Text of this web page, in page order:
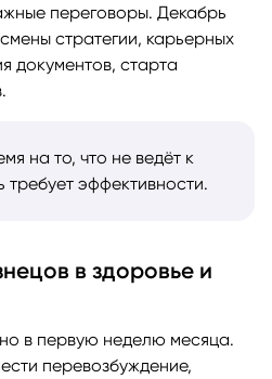
переговоры. Декабрь
стратегии, карьерных
документов, старта
на то, что не ведёт к
требует эффективности.
в здоровье и
в первую неделю месяца.
перевозбуждение,